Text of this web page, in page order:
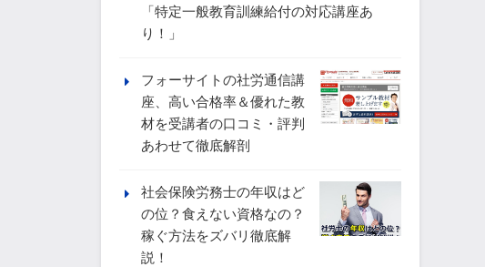
「特定一般教育訓練給付の対応講座あ
り！」
フォーサイトの社労通信講
座、高い合格率＆優れた教
材を受講者の口コミ・評判
あわせて徹底解剖
社会保険労務士の年収はど
の位？食えない資格なの？
稼ぐ方法をズバリ徹底解
説！